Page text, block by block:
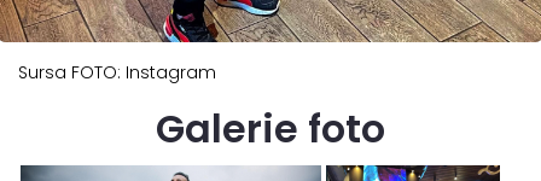
Sursa FOTO: Instagram
Galerie foto